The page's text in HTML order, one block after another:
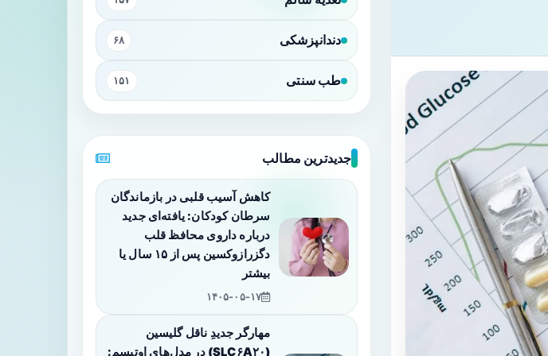
دندانپزشکی ۶۸
طب سنتی ۱۵۱
جدیدترین مطالب
کاهش آسیب قلبی در بازماندگان
سرطان کودکان: یافته‌ای جدید
درباره داروی محافظ قلب
دگزرازوکسین پس از ۱۵ سال یا
بیشتر
۱۴۰۵-۰۵-۱۷
مهارگر جدیدِ ناقل گلیسین
(SLC۶A۲۰) در مدل‌های اوتیسم: